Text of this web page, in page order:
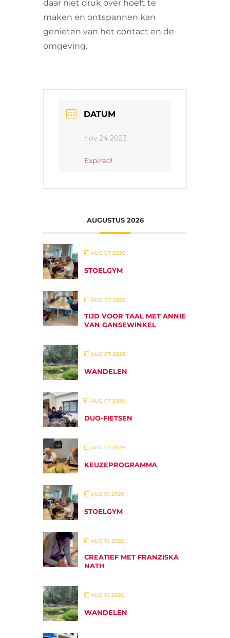
daar niet druk over hoeft te
maken en ontspannen kan
genieten van het contact en de
omgeving.
DATUM
nov 24 2023
Expired!
AUGUSTUS 2026
AUG 07 2026
STOELGYM
AUG 07 2026
TIJD VOOR TAAL MET ANNIE
VAN GANSEWINKEL
AUG 07 2026
WANDELEN
AUG 07 2026
DUO-FIETSEN
AUG 07 2026
KEUZEPROGRAMMA
AUG 10 2026
STOELGYM
AUG 10 2026
CREATIEF MET FRANZISKA
NATH
AUG 10 2026
WANDELEN